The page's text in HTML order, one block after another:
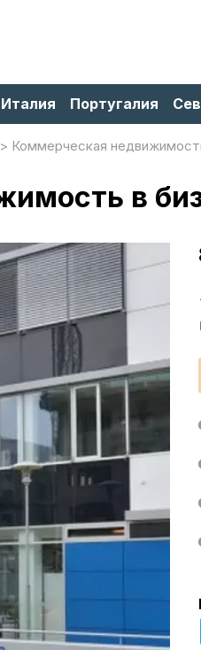
Италия Португалия
Коммерческая
в